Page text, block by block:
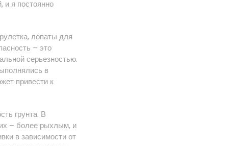
и я постоянно
лопаты для
– это
серьезностью.
в
привести к
грунта. В
– более рыхлым, и
в зависимости от